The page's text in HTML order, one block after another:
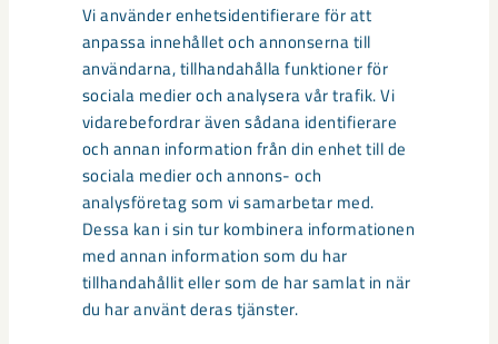
Vi använder enhetsidentifierare för att
anpassa innehållet och annonserna till
användarna, tillhandahålla funktioner för
sociala medier och analysera vår trafik. Vi
vidarebefordrar även sådana identifierare
och annan information från din enhet till de
sociala medier och annons- och
analysföretag som vi samarbetar med.
Dessa kan i sin tur kombinera informationen
med annan information som du har
tillhandahållit eller som de har samlat in när
du har använt deras tjänster.
Så kan humanoida robotar öka
säkerheten i framtidens gruva